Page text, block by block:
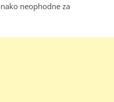
neophodne za